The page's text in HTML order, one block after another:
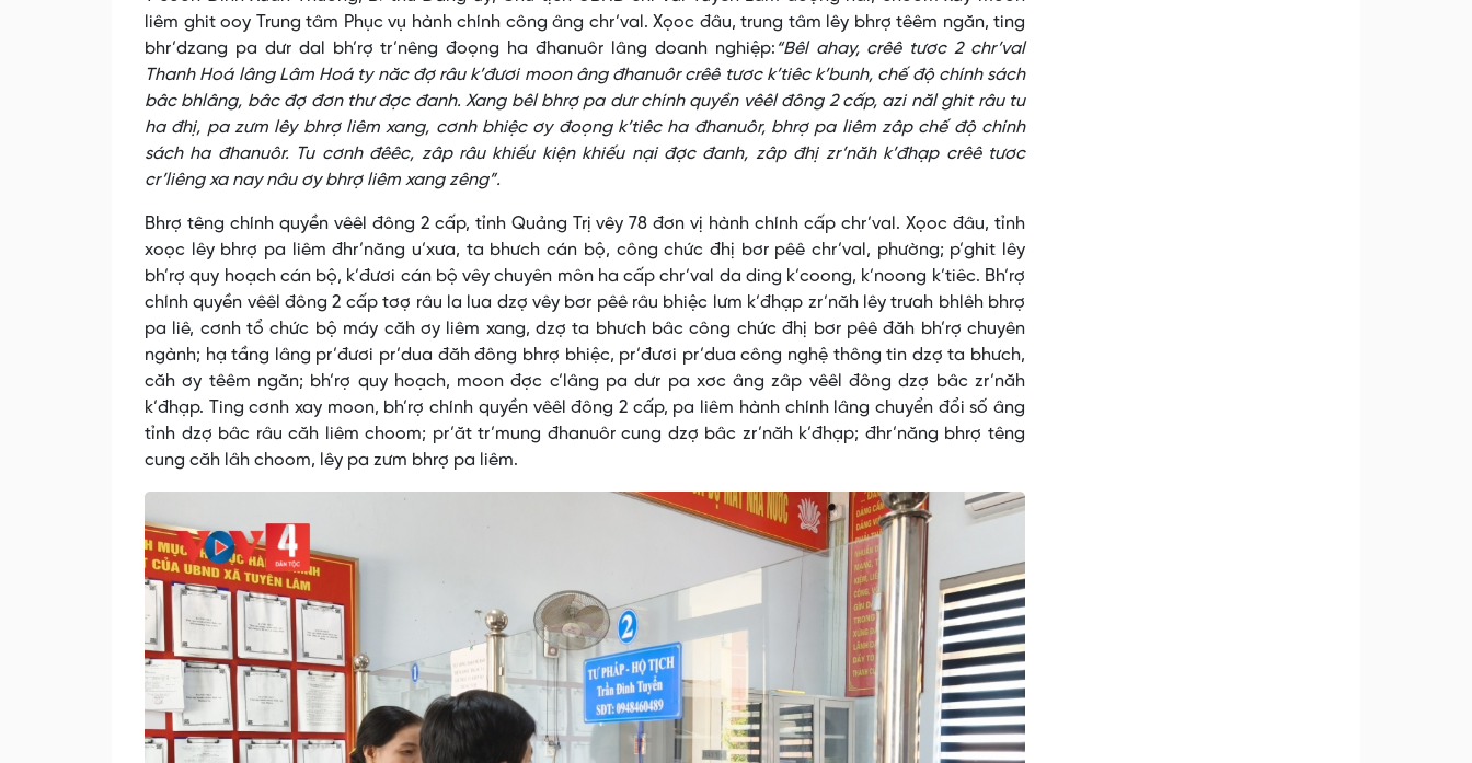
liêm ghit ooy Trung tâm Phục vụ hành chính công âng chr’val. Xọoc đâu, trung tâm lêy bhrợ têêm ngăn, ting
bhr’dzang pa dưr dal bh’rợ tr’nêng đoọng ha đhanuôr lâng doanh nghiệp: “Bêl ahay, crêê tươc 2 chr’val
Thanh Hoá lâng Lâm Hoá ty năc đợ râu k’đươi moon âng đhanuôr crêê tươc k’tiêc k’bunh, chế độ chính sách
bâc bhlâng, bâc đợ đơn thư đợc đanh. Xang bêl bhrợ pa dưr chính quyền vêêl đông 2 cấp, azi năl ghit râu tu
ha đhị, pa zưm lêy bhrợ liêm xang, cơnh bhiệc ơy đoọng k’tiêc ha đhanuôr, bhrợ pa liêm zâp chế độ chính
sách ha đhanuôr. Tu cơnh đêêc, zâp râu khiếu kiện khiếu nại đợc đanh, zâp đhị zr’năh k’đhạp crêê tươc
cr’liêng xa nay nâu ơy bhrợ liêm xang zêng”.
Bhrợ têng chính quyền vêêl đông 2 cấp, tỉnh Quảng Trị vêy 78 đơn vị hành chính cấp chr’val. Xọoc đâu, tỉnh
xoọc lêy bhrợ pa liêm đhr’năng u’xưa, ta bhưch cán bộ, công chức đhị bơr pêê chr’val, phường; p’ghit lêy
bh’rợ quy hoạch cán bộ, k’đươi cán bộ vêy chuyên môn ha cấp chr’val da ding k’coong, k’noong k’tiêc. Bh’rợ
chính quyền vêêl đông 2 cấp tơợ râu la lua dzợ vêy bơr pêê râu bhiệc lưm k’đhạp zr’năh lêy trưah bhlêh bhrợ
pa liê, cơnh tổ chức bộ máy căh ơy liêm xang, dzợ ta bhưch bâc công chức đhị bơr pêê đăh bh’rợ chuyên
ngành; hạ tầng lâng pr’đươi pr’dua đăh đông bhrợ bhiệc, pr’đươi pr’dua công nghệ thông tin dzợ ta bhưch,
căh ơy têêm ngăn; bh’rợ quy hoạch, moon đợc c’lâng pa dưr pa xơc âng zâp vêêl đông dzợ bâc zr’năh
k’đhạp. Ting cơnh xay moon, bh’rợ chính quyền vêêl đông 2 cấp, pa liêm hành chính lâng chuyển đổi số âng
tỉnh dzợ bâc râu căh liêm choom; pr’ăt tr’mung đhanuôr cung dzợ bâc zr’năh k’đhạp; đhr’năng bhrợ têng
cung căh lâh choom, lêy pa zưm bhrợ pa liêm.